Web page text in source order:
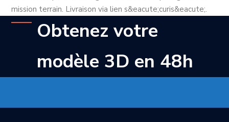
mission terrain. Livraison via lien s&eacute;curis&eacute;.
Obtenez votre
modèle 3D en 48h